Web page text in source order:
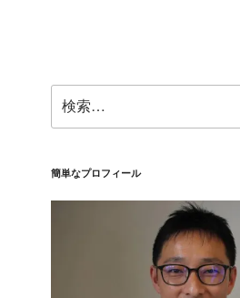
索:
簡単なプロフィール